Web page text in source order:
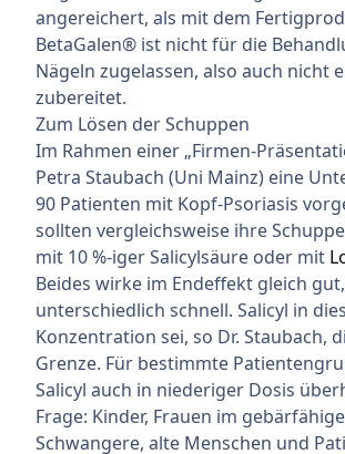
angereichert, als mit dem
BetaGalen® ist nicht für die
Nägeln zugelassen, also auch nicht
zubereitet.
Zum Lösen der Schuppen
Im Rahmen einer „Firmen-
Petra Staubach (Uni Mainz) eine
90 Patienten mit Kopf-Psoriasis
sollten vergleichsweise ihre
mit 10 %-iger Salicylsäure oder mit
Beides wirke im Endeffekt gleich
unterschiedlich schnell. Salicyl in
Konzentration sei, so Dr. Staubach,
Grenze. Für bestimmte
Salicyl auch in niederiger Dosis
Frage: Kinder, Frauen im
Schwangere, alte Menschen und